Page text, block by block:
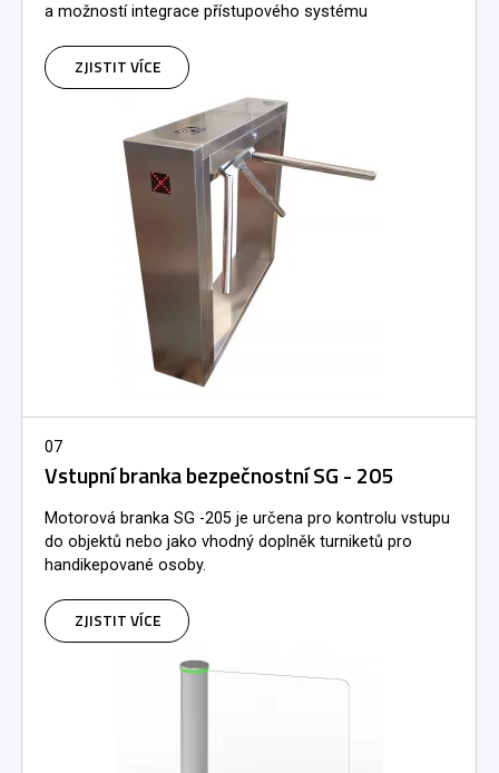
a možností integrace přístupového systému
ZJISTIT VÍCE
07
Vstupní branka bezpečnostní SG - 205
Motorová branka SG -205 je určena pro kontrolu vstupu
do objektů nebo jako vhodný doplněk turniketů pro
handikepované osoby.
ZJISTIT VÍCE